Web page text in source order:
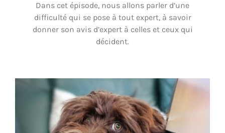
Dans cet épisode, nous allons parler d’une
difficulté qui se pose à tout expert, à savoir
donner son avis d’expert à celles et ceux qui
décident.